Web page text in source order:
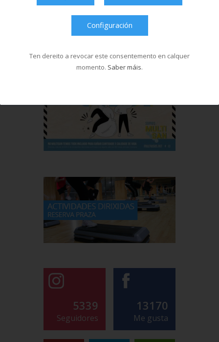
5339
Seguidores
13170
Me gusta
Configuración
Ten dereito a revocar este consentemento en calquer
momento. Saber máis.